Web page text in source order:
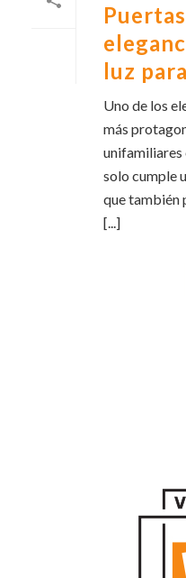
luz
Uno de los
más
unifamiliares
solo cumple
que también
[...]